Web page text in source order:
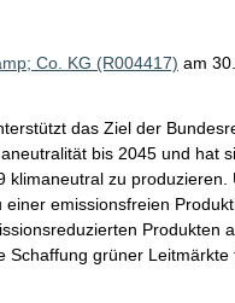
Co. KG (R004417) am
das Ziel der
bis 2045 und hat
klimaneutral zu produzieren.
einer emissionsfreien
Produkten
Schaffung grüner Leitmärkte